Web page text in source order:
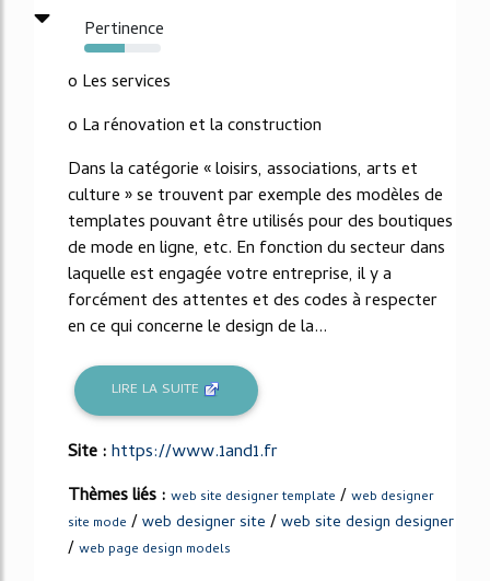
Pertinence
53%
o Les services
o La rénovation et la construction
Dans la catégorie « loisirs, associations, arts et
culture » se trouvent par exemple des modèles de
templates pouvant être utilisés pour des boutiques
de mode en ligne, etc. En fonction du secteur dans
laquelle est engagée votre entreprise, il y a
forcément des attentes et des codes à respecter
en ce qui concerne le design de la...
LIRE LA SUITE
Site :https://www.1and1.fr
Thèmes liés : web site designer template / web designer
site mode /web designer site /web site design designer
/ web page design models